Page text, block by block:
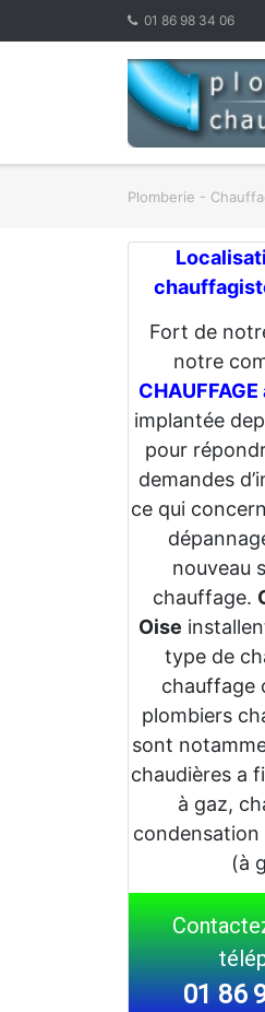
01 86 98 34 06
Plomberie -
Fort de
notre
implantée
pour
demandes
ce qui
nouveau
chauffage.
Oise
type de
chauffage
plombiers
sont
chaudières a
à gaz,
(à
01 86